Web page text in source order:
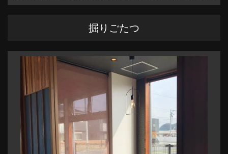
さい！
掘りごたつ
兵庫県たつの市龍野町末政13-12
閉じる